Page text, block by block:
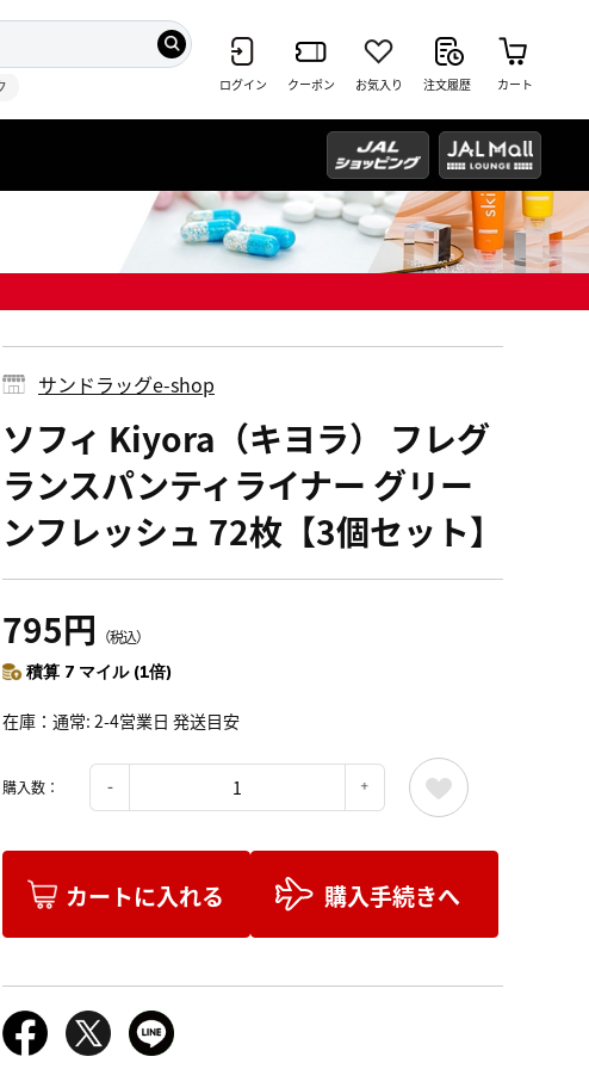
ログイン クーポン お気入り 注文履歴 カート
サンドラッグe-shop
ソフィ Kiyora（キヨラ） フレグ
ランスパンティライナー グリー
ンフレッシュ 72枚【3個セット】
795円 （税込）
積算 7 マイル (1倍)
在庫 通常: 2-4営業日 発送目安
購入数：
カートに入れる 購入手続きへ